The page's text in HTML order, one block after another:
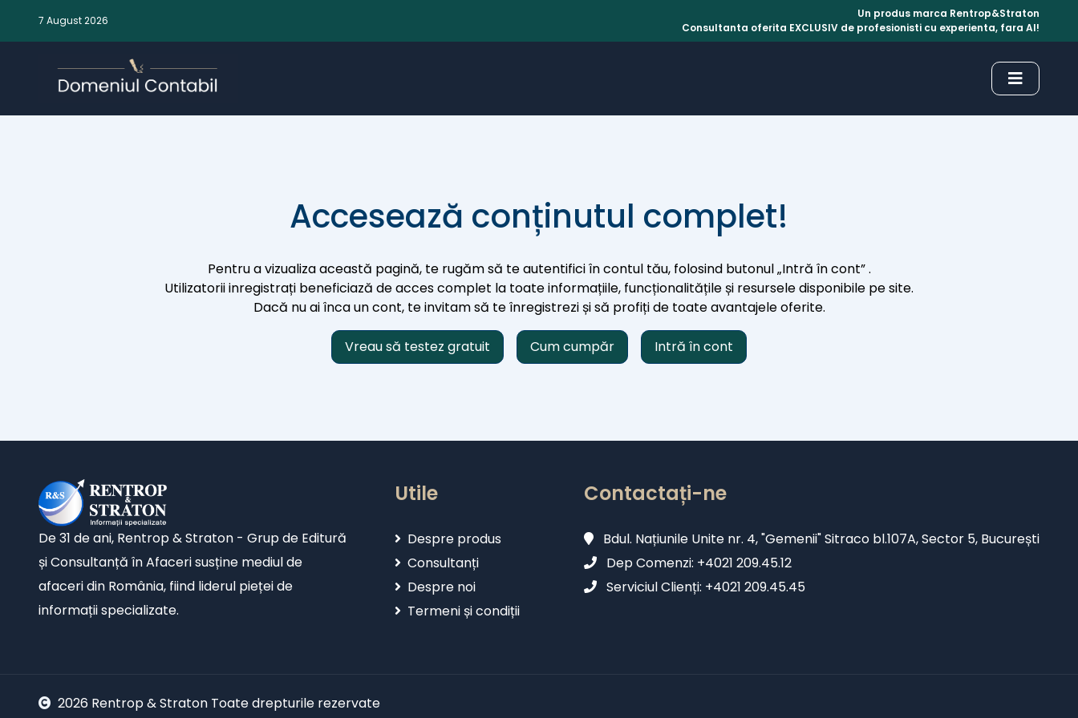
7 August 2026
Un produs marca Rentrop&Straton
Consultanta oferita EXCLUSIV de profesionisti cu experienta, fara AI!
Accesează conținutul complet!
Pentru a vizualiza această pagină, te rugăm să te autentifici în contul tău, folosind butonul „Intră în cont” .
Utilizatorii inregistrați beneficiază de acces complet la toate informațiile, funcționalitățile și resursele disponibile pe site.
Dacă nu ai înca un cont, te invitam să te înregistrezi și să profiți de toate avantajele oferite.
Vreau să testez gratuit Cum cumpăr Intră în cont
De 31 de ani, Rentrop & Straton - Grup de Editură
și Consultanță în Afaceri susține mediul de
afaceri din România, fiind liderul pieței de
informații specializate.
Utile
Despre produs
Consultanți
Despre noi
Termeni și condiții
Contactați-ne
Bdul. Națiunile Unite nr. 4, "Gemenii" Sitraco bl.107A, Sector 5, București
Dep Comenzi: +4021 209.45.12
Serviciul Clienți: +4021 209.45.45
2026 Rentrop & Straton Toate drepturile rezervate